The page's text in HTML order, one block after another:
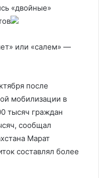
«двойные»
или «салем» —
после
мобилизации в
тысяч граждан
сообщал
Марат
составлял более